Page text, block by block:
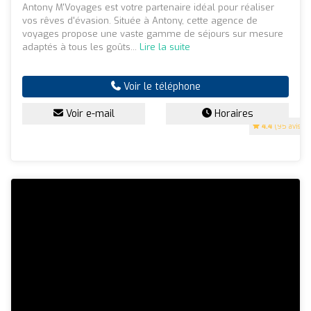
4.4 (95 avis)
Antony M'Voyages est votre partenaire idéal pour réaliser
vos rêves d'évasion. Située à Antony, cette agence de
voyages propose une vaste gamme de séjours sur mesure
adaptés à tous les goûts... Lire la suite
Voir le téléphone
Voir e-mail Horaires